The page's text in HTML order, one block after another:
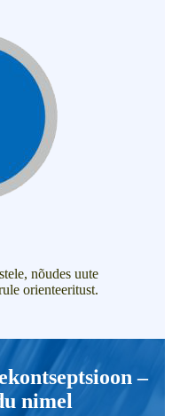
nõudes uute
orienteeritust.
–
nimel